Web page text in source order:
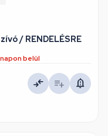
/ RENDELÉSRE
belül